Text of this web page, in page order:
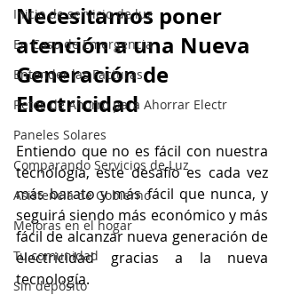
Inicio de servicio de luz
En Caso de Emergencia
Entender las Facturas
Retos de Ahorro para Ahorrar Electr
Paneles Solares
Comparando Servicios de Luz
Asistencia de Gobierno
Mejoras en el hogar
Tu comunidad
Sin depósito
Necesitamos poner
atención a una Nueva
Generación de
Electricidad
Entiendo que no es fácil con nuestra
tecnología, este desafío es cada vez
más barato y más fácil que nunca, y
seguirá siendo más económico y más
fácil de alcanzar nueva generación de
electricidad gracias a la nueva
tecnología.